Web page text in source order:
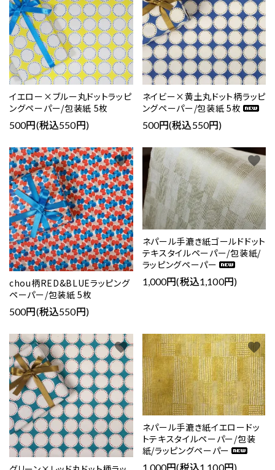
イエロー×ブルー丸ドットラッピ
ングペーパー/包装紙 5枚
500円(税込550円)
ネイビー×黄土丸ドット柄ラッピ
ングペーパー/包装紙 5枚
500円(税込550円)
chou柄RED&BLUEラッピング
ペーパー/包装紙 5枚
500円(税込550円)
favorite
ネパール手漉き紙ゴールドドット
テキスタイルペーパー/包装紙/
ラッピングペーパー
1,000円(税込1,100円)
favorite
favorite
ネパール手漉き紙イエロードッ
トテキスタイルペーパー/包装
紙/ラッピングペーパー
1,000円(税込1,100円)
favorite
キーワード
カテゴリー
close